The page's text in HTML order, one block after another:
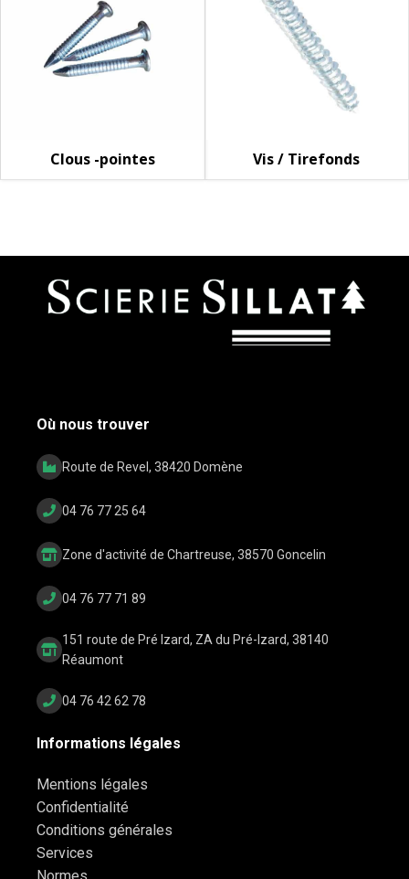
Clous -pointes Vis / Tirefonds
Où nous trouver
Route de Revel, 38420 Domène
04 76 77 25 64
Zone d'activité de Chartreuse, 38570 Goncelin
04 76 77 71 89
151 route de Pré Izard, ZA du Pré-Izard, 38140
Réaumont
04 76 42 62 78
Informations légales
Mentions légales
Confidentialité
Conditions générales
Services
Normes